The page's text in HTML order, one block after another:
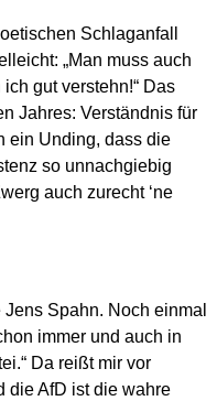
Schlaganfall
„Man muss auch
gut verstehn!“ Das
Jahres: Verständnis für
ein Unding, dass die
so unnachgiebig
auch zurecht ‘ne
Spahn. Noch einmal
immer und auch in
Da reißt mir vor
die AfD ist die wahre